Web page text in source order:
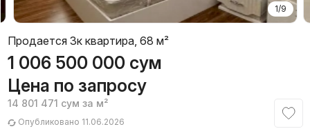
1/9
Продается 3к квартира, 68 м²
1 006 500 000 сум
Цена по запросу
14 801 471 сум за м²
Опубликовано 11.06.2026